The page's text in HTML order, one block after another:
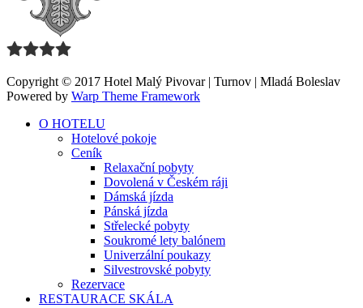
Copyright © 2017 Hotel Malý Pivovar | Turnov | Mladá Boleslav
Powered by Warp Theme Framework
O HOTELU
Hotelové pokoje
Ceník
Relaxační pobyty
Dovolená v Českém ráji
Dámská jízda
Pánská jízda
Střelecké pobyty
Soukromé lety balónem
Univerzální poukazy
Silvestrovské pobyty
Rezervace
RESTAURACE SKÁLA